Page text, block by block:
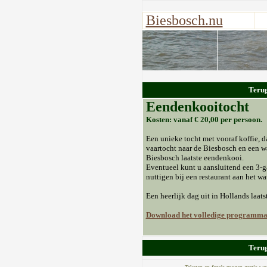
Biesbosch.nu
Eendenkooitocht
Kosten: vanaf € 20,00 per persoon.
Een unieke tocht met vooraf koffie,
vaartocht naar de Biesbosch en een
Biesbosch laatste eendenkooi.
Eventueel kunt u aansluitend een 3-
nuttigen bij een restaurant aan het
Een heerlijk dag uit in Hollands
Download het volledige programma